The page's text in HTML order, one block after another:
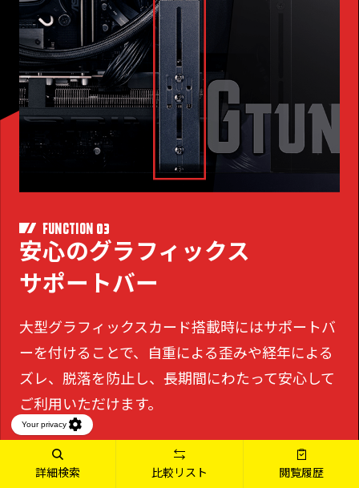
FUNCTION 03
安心のグラフィックス
サポートバー
大型グラフィックスカード搭載時にはサポートバ
ーを付けることで、
自重による歪みや経年による
ズレ、脱落を防止し、長期間にわたって安心して
ご利用いただけます。
詳細検索 比較リスト 閲覧履歴